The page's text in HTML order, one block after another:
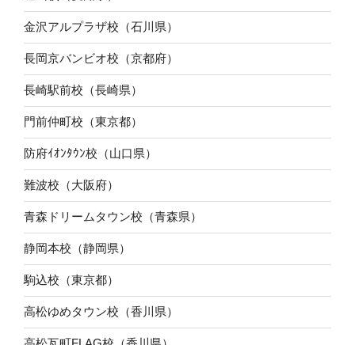
金沢アルプラザ校（石川県）
長岡京バンビオ校（京都府）
長崎駅前校（長崎県）
門前仲町校（東京都）
防府ｲｵﾝﾀｳﾝ校（山口県）
難波校（大阪府）
青森ドリームタウン校（青森県）
静岡本校（静岡県）
駒込校（東京都）
高松ゆめタウン校（香川県）